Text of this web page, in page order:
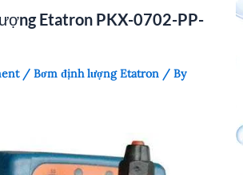
Etatron PKX-0702-PP-
/ Bơm định lượng Etatron/ By